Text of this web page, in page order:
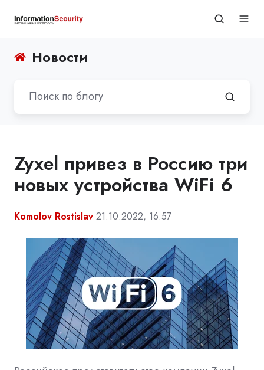
Новости
Zyxel привез в Россию три
новых устройства WiFi 6
Komolov Rostislav 21.10.2022, 16:57